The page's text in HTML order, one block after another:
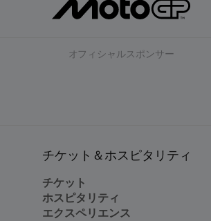
オフィシャルスポンサー
チケット＆ホスピタリティ
チケット
ホスピタリティ
エクスペリエンス